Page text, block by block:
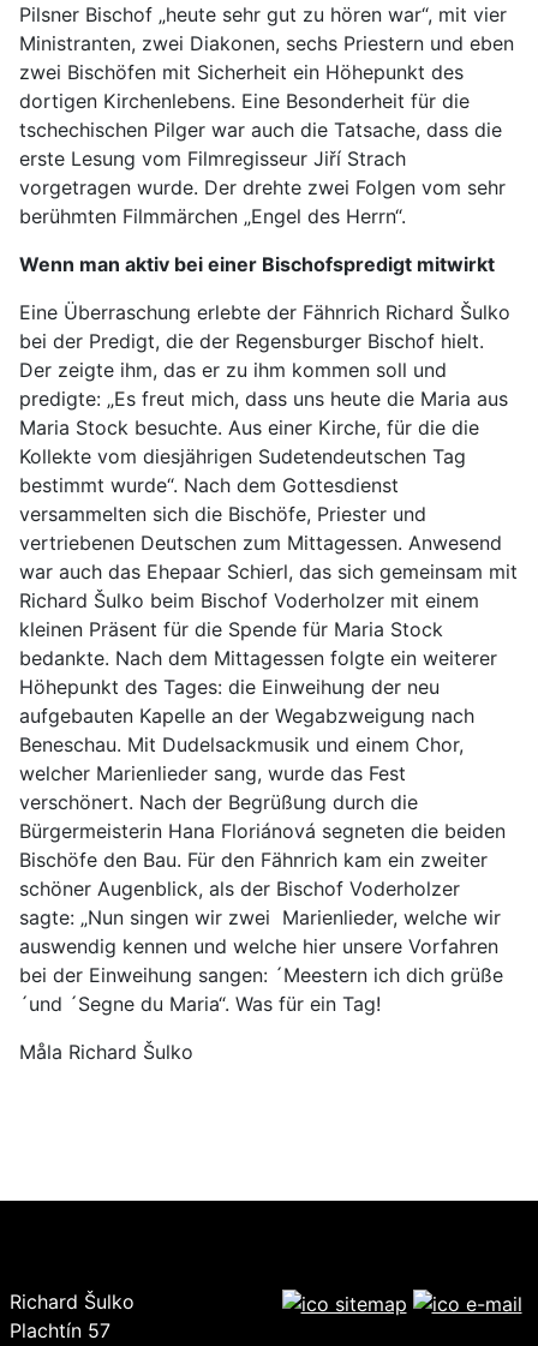
Pilsner Bischof „heute sehr gut zu hören war“, mit vier
Ministranten, zwei Diakonen, sechs Priestern und eben
zwei Bischöfen mit Sicherheit ein Höhepunkt des
dortigen Kirchenlebens. Eine Besonderheit für die
tschechischen Pilger war auch die Tatsache, dass die
erste Lesung vom Filmregisseur Jiří Strach
vorgetragen wurde. Der drehte zwei Folgen vom sehr
berühmten Filmmärchen „Engel des Herrn“.
Wenn man aktiv bei einer Bischofspredigt mitwirkt
Eine Überraschung erlebte der Fähnrich Richard Šulko
bei der Predigt, die der Regensburger Bischof hielt.
Der zeigte ihm, das er zu ihm kommen soll und
predigte: „Es freut mich, dass uns heute die Maria aus
Maria Stock besuchte. Aus einer Kirche, für die die
Kollekte vom diesjährigen Sudetendeutschen Tag
bestimmt wurde“. Nach dem Gottesdienst
versammelten sich die Bischöfe, Priester und
vertriebenen Deutschen zum Mittagessen. Anwesend
war auch das Ehepaar Schierl, das sich gemeinsam mit
Richard Šulko beim Bischof Voderholzer mit einem
kleinen Präsent für die Spende für Maria Stock
bedankte. Nach dem Mittagessen folgte ein weiterer
Höhepunkt des Tages: die Einweihung der neu
aufgebauten Kapelle an der Wegabzweigung nach
Beneschau. Mit Dudelsackmusik und einem Chor,
welcher Marienlieder sang, wurde das Fest
verschönert. Nach der Begrüßung durch die
Bürgermeisterin Hana Floriánová segneten die beiden
Bischöfe den Bau. Für den Fähnrich kam ein zweiter
schöner Augenblick, als der Bischof Voderholzer
sagte: „Nun singen wir zwei Marienlieder, welche wir
auswendig kennen und welche hier unsere Vorfahren
bei der Einweihung sangen: ´Meestern ich dich grüße
´und ´Segne du Maria“. Was für ein Tag!
Måla Richard Šulko
Richard Šulko
Plachtín 57